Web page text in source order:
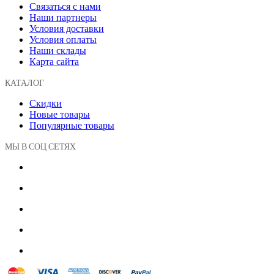
Связаться с нами
Наши партнеры
Условия доставки
Условия оплаты
Наши склады
Карта сайта
КАТАЛОГ
Скидки
Новые товары
Популярные товары
МЫ В СОЦ СЕТЯХ